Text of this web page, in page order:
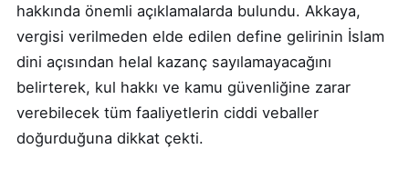
hakkında önemli açıklamalarda bulundu. Akkaya,
vergisi verilmeden elde edilen define gelirinin İslam
dini açısından helal kazanç sayılamayacağını
belirterek, kul hakkı ve kamu güvenliğine zarar
verebilecek tüm faaliyetlerin ciddi veballer
doğurduğuna dikkat çekti.